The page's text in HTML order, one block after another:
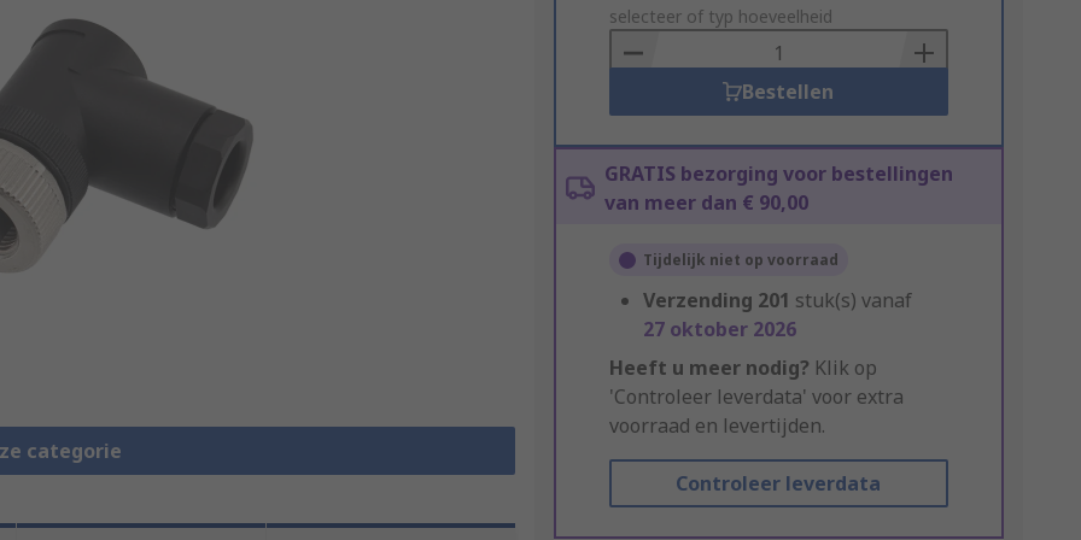
categorie
to
Basket
selecteer of typ hoeveelheid
Bestellen
GRATIS bezorging voor bestellingen
van meer dan € 90,00
Tijdelijk niet op voorraad
Verzending 201 stuk(s) vanaf
27 oktober 2026
Heeft u meer nodig? Klik op
'Controleer leverdata' voor extra
voorraad en levertijden.
Controleer leverdata